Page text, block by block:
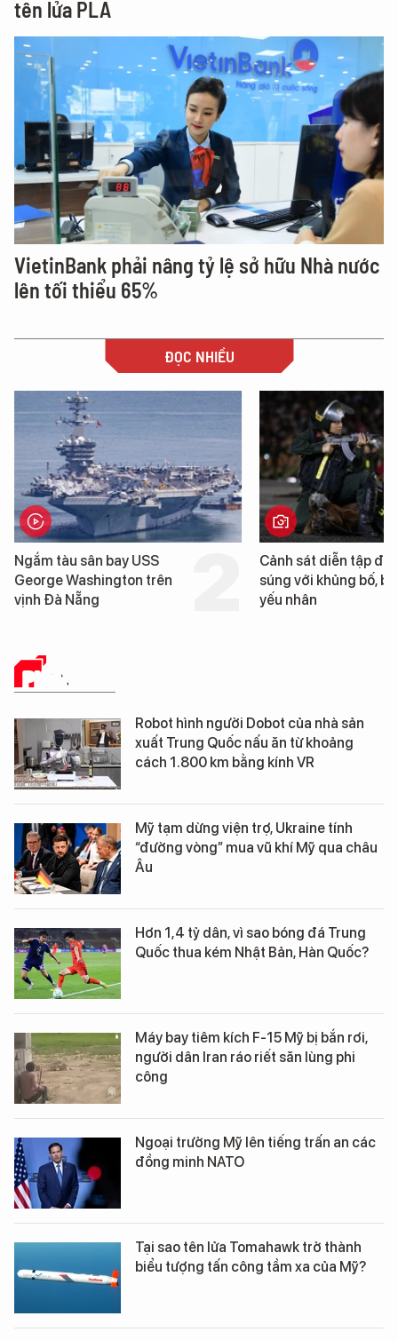
tên lửa PLA
VietinBank phải nâng tỷ lệ sở hữu Nhà nước
lên tối thiểu 65%
ĐỌC NHIỀU
Cảnh sát diễn tập đấu
súng với khủng bố, bảo vệ
yếu nhân
Cận cảnh chiến hạm
tống tàu sân bay USS
George Washington
PHÂN TÍCH
Robot hình người Dobot của nhà sản
xuất Trung Quốc nấu ăn từ khoảng
cách 1.800 km bằng kính VR
Mỹ tạm dừng viện trợ, Ukraine tính
“đường vòng” mua vũ khí Mỹ qua châu
Âu
Hơn 1,4 tỷ dân, vì sao bóng đá Trung
Quốc thua kém Nhật Bản, Hàn Quốc?
Máy bay tiêm kích F-15 Mỹ bị bắn rơi,
người dân Iran ráo riết săn lùng phi
công
Ngoại trưởng Mỹ lên tiếng trấn an các
đồng minh NATO
Tại sao tên lửa Tomahawk trở thành
biểu tượng tấn công tầm xa của Mỹ?